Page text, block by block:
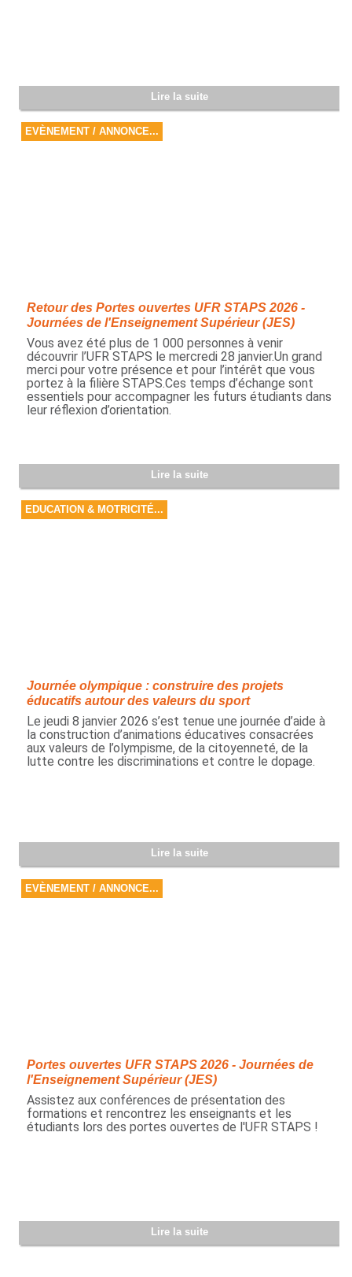
Lire la suite
EVÈNEMENT / ANNONCE...
Retour des Portes ouvertes UFR STAPS 2026 -
Journées de l'Enseignement Supérieur (JES)
Vous avez été plus de 1 000 personnes à venir
découvrir l’UFR STAPS le mercredi 28 janvier.Un grand
merci pour votre présence et pour l’intérêt que vous
portez à la filière STAPS.Ces temps d’échange sont
essentiels pour accompagner les futurs étudiants dans
leur réflexion d’orientation.
Lire la suite
EDUCATION & MOTRICITÉ...
Journée olympique : construire des projets
éducatifs autour des valeurs du sport
Le jeudi 8 janvier 2026 s’est tenue une journée d’aide à
la construction d’animations éducatives consacrées
aux valeurs de l’olympisme, de la citoyenneté, de la
lutte contre les discriminations et contre le dopage.
Lire la suite
EVÈNEMENT / ANNONCE...
Portes ouvertes UFR STAPS 2026 - Journées de
l'Enseignement Supérieur (JES)
Assistez aux conférences de présentation des
formations et rencontrez les enseignants et les
étudiants lors des portes ouvertes de l'UFR STAPS !
Lire la suite